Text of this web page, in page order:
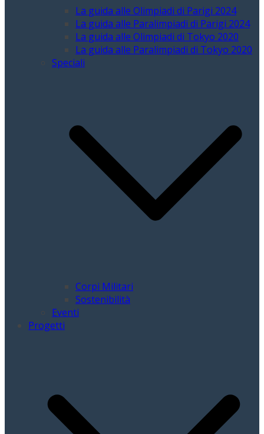
La guida alle Olimpiadi di Parigi 2024
La guida alle Paralimpiadi di Parigi 2024
La guida alle Olimpiadi di Tokyo 2020
La guida alle Paralimpiadi di Tokyo 2020
Speciali
Corpi Militari
Sostenibilità
Eventi
Progetti